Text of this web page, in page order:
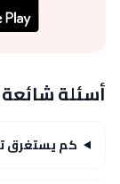
أسئلة
كم يستغرق